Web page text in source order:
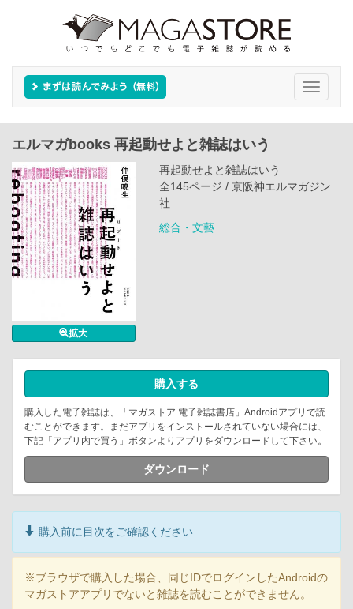
Toggle
エルマガbooks 再起動せよと雑誌はいう
拡大
再起動せよと雑誌はいう
全145ページ / 京阪神エルマガジン
社
総合・文藝
購入する
購入した電子雑誌は、「マガストア 電子雑誌書店」Androidアプリで読
むことができます。まだアプリをインストールされていない場合には、
下記「アプリ内で買う」ボタンよりアプリをダウンロードして下さい。
ダウンロード
購入前に目次をご確認ください
※ブラウザで購入した場合、同じIDでログインしたAndroidの
マガストアアプリでないと雑誌を読むことができません。